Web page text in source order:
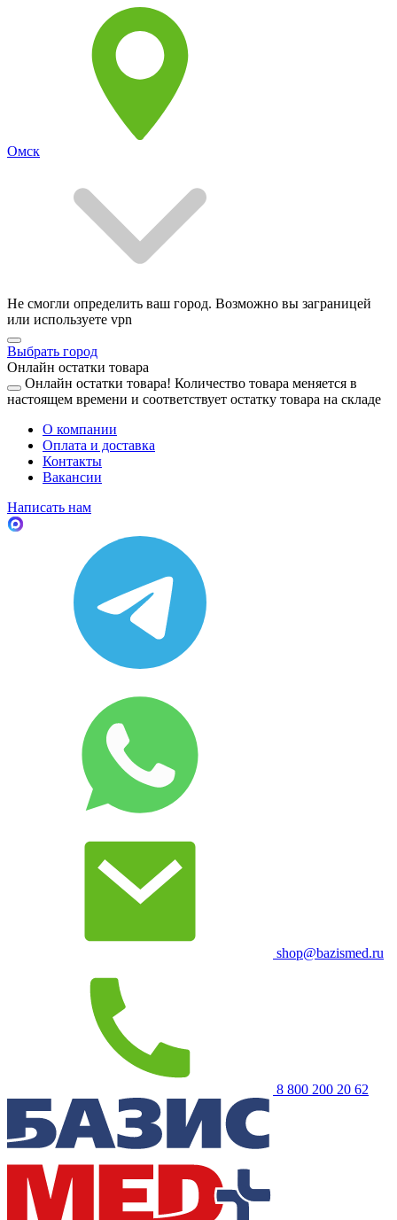
Омск
Не смогли определить ваш город. Возможно вы заграницей
или используете vpn
Выбрать город
Онлайн остатки товара
Онлайн остатки товара! Количество товара меняется в
настоящем времени и соответствует остатку товара на складе
О компании
Оплата и доставка
Контакты
Вакансии
Написать нам
shop@bazismed.ru
8 800 200 20 62